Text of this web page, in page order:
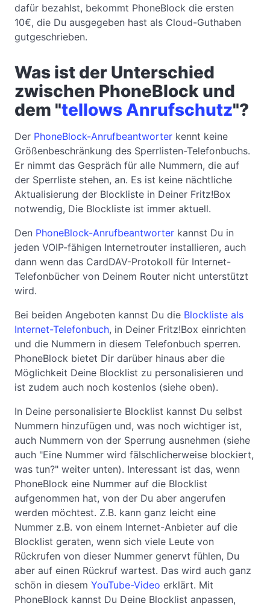
dafür bezahlst, bekommt PhoneBlock die ersten
10€, die Du ausgegeben hast als Cloud-Guthaben
gutgeschrieben.
Was ist der Unterschied
zwischen PhoneBlock und
dem "tellows Anrufschutz"?
Der PhoneBlock-Anrufbeantworter kennt keine
Größenbeschränkung des Sperrlisten-Telefonbuchs.
Er nimmt das Gespräch für alle Nummern, die auf
der Sperrliste stehen, an. Es ist keine nächtliche
Aktualisierung der Blockliste in Deiner Fritz!Box
notwendig, Die Blockliste ist immer aktuell.
Den PhoneBlock-Anrufbeantworter kannst Du in
jeden VOIP-fähigen Internetrouter installieren, auch
dann wenn das CardDAV-Protokoll für Internet-
Telefonbücher von Deinem Router nicht unterstützt
wird.
Bei beiden Angeboten kannst Du die Blockliste als
Internet-Telefonbuch, in Deiner Fritz!Box einrichten
und die Nummern in diesem Telefonbuch sperren.
PhoneBlock bietet Dir darüber hinaus aber die
Möglichkeit Deine Blocklist zu personalisieren und
ist zudem auch noch kostenlos (siehe oben).
In Deine personalisierte Blocklist kannst Du selbst
Nummern hinzufügen und, was noch wichtiger ist,
auch Nummern von der Sperrung ausnehmen (siehe
auch "Eine Nummer wird fälschlicherweise blockiert,
was tun?" weiter unten). Interessant ist das, wenn
PhoneBlock eine Nummer auf die Blocklist
aufgenommen hat, von der Du aber angerufen
werden möchtest. Z.B. kann ganz leicht eine
Nummer z.B. von einem Internet-Anbieter auf die
Blocklist geraten, wenn sich viele Leute von
Rückrufen von dieser Nummer genervt fühlen, Du
aber auf einen Rückruf wartest. Das wird auch ganz
schön in diesem YouTube-Video erklärt. Mit
PhoneBlock kannst Du Deine Blocklist anpassen,